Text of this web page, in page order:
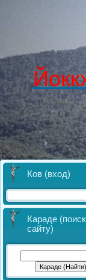
Ков (вход)
Караде
сайту)